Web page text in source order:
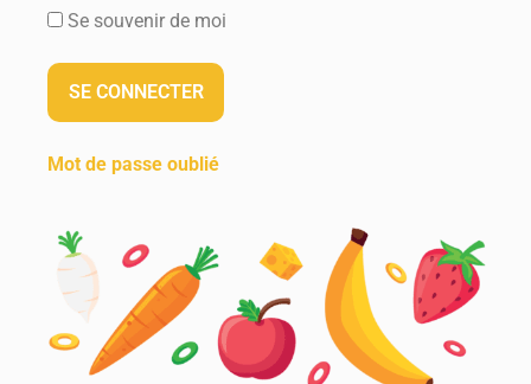
Se souvenir de moi
Mot de passe oublié